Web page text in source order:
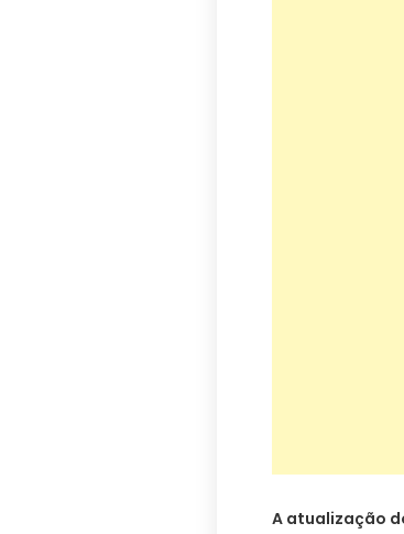
A atualização